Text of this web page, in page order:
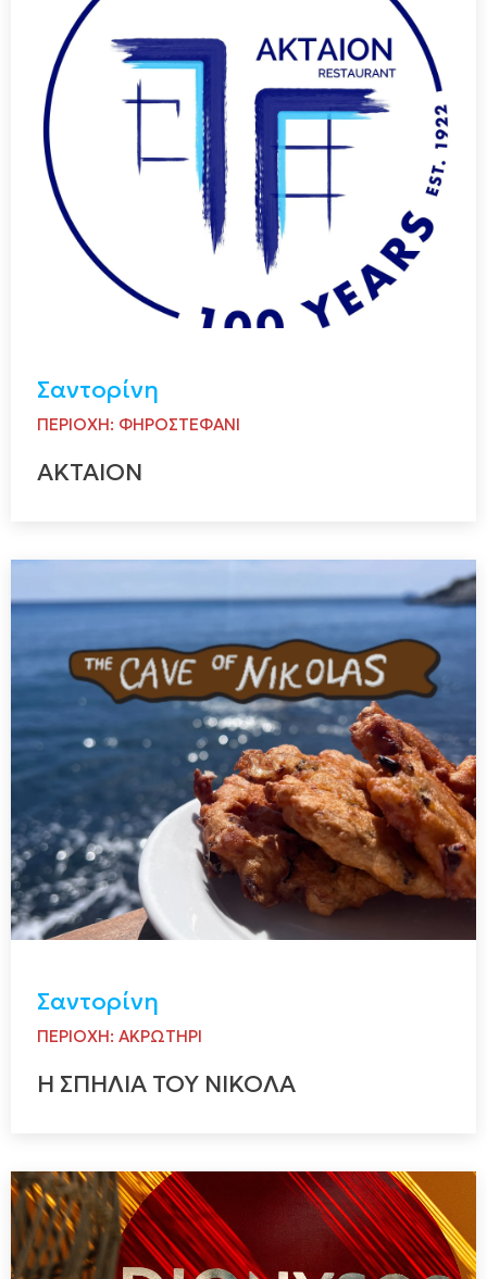
Σαντορίνη
ΠΕΡΙΟΧΗ: ΦΗΡΟΣΤΕΦΑΝΙ
ΑΚΤΑΙΟΝ
Σαντορίνη
ΠΕΡΙΟΧΗ: ΑΚΡΩΤΗΡΙ
Η ΣΠΗΛΙΑ ΤΟΥ ΝΙΚΟΛΑ